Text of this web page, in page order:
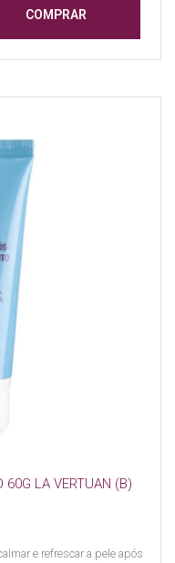
COMPRAR
60G LA VERTUAN (B)
e refrescar a pele após